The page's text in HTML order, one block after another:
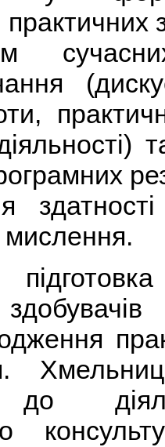
мислення.
до